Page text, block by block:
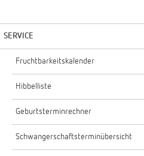
SERVICE
Fruchtbarkeitskalender
Hibbelliste
Geburtsterminrechner
Schwangerschaftsterminübersicht